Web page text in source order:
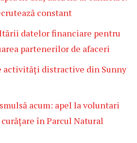
constant
datelor financiare pentru
partenerilor de afaceri
activități distractive din Sunny
acum: apel la voluntari
în Parcul Natural